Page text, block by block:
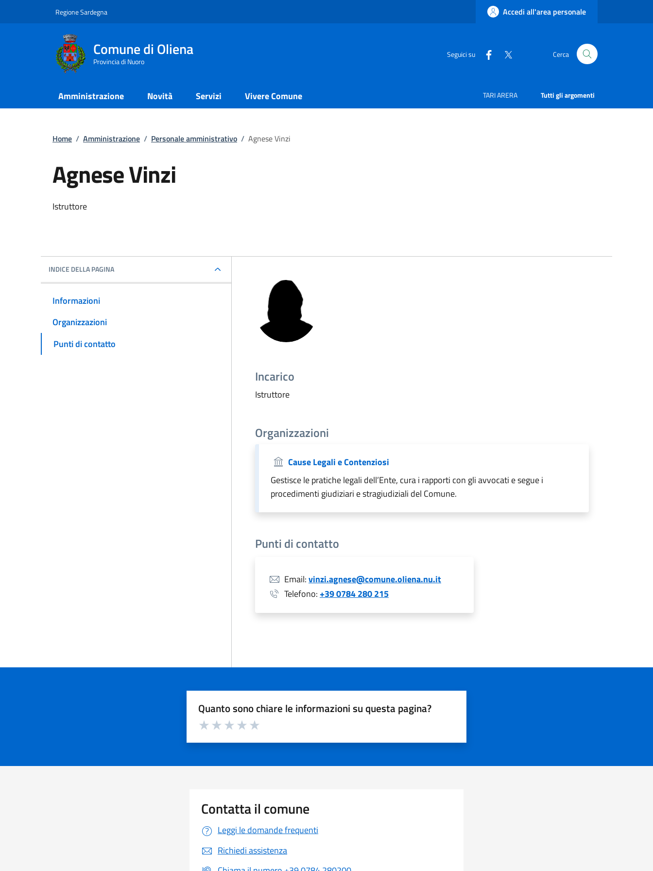
Regione Sardegna Accedi all'area personale
Comune di Oliena
Provincia di Nuoro
Seguici su Cerca
Amministrazione Novità Servizi Vivere Comune TARI ARERA Tutti gli argomenti
Home / Amministrazione / Personale amministrativo / Agnese Vinzi
Agnese Vinzi
Istruttore
INDICE DELLA PAGINA
Informazioni
Organizzazioni
Punti di contatto
Incarico
Istruttore
Organizzazioni
Cause Legali e Contenziosi
Gestisce le pratiche legali dell’Ente, cura i rapporti con gli avvocati e segue i
procedimenti giudiziari e stragiudiziali del Comune.
Punti di contatto
Email:vinzi.agnese@comune.oliena.nu.it
Telefono:+39 0784 280 215
Quanto sono chiare le informazioni su questa pagina?
Valuta da 1 a 5 stelle la pagina
Contatta il comune
Leggi le domande frequenti
Richiedi assistenza